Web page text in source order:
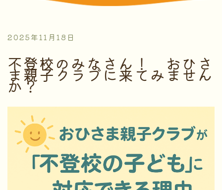
2025年11月18日
不登校のみなさん！ おひさ
ま親子クラブに来てみません
か？